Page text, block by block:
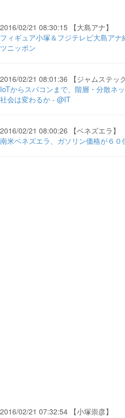
2016/02/21 08:30:15 【大島アナ】
フィギュア小塚＆フジテレビ大島ア
ツニッポン
2016/02/21 08:01:36 【ジャムステック
IoTからスパコンまで、階層・分散ネ
社会は変わるか - @IT
2016/02/21 08:00:26 【ベネズエラ】
南米ベネズエラ、ガソリン価格が６０
2016/02/21 07:32:54 【小塚崇彦】